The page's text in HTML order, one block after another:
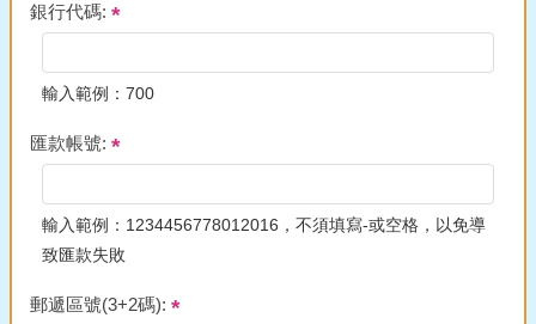
銀行代碼:
輸入範例：700
匯款帳號:
輸入範例：1234456778012016，不須填寫-或空格，以免導
致匯款失敗
郵遞區號(3+2碼):